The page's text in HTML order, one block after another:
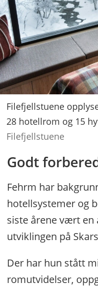
Filefjellstuene
28 hotellrom og 15
Filefjellstuene
Godt
Fehrm har
hotellsystemer og
siste årene vært en
utviklingen på
Der har hun stått
romutvidelser,